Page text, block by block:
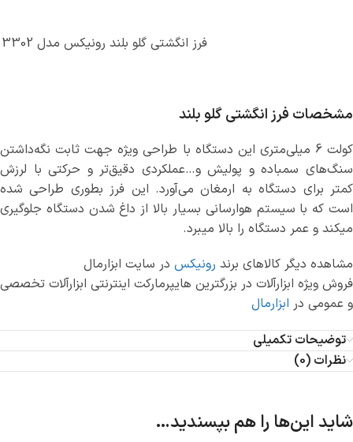
فرز انگشتی گلو بلند رونیکس مدل 3302
مشخصات فرز انگشتی گلو بلند
کولت 6 میلی‌متری این دستگاه با طراحی ویژه جهت ثابت نگه‌داشتن
سنگ‌های سمباده و پولیش و…عملکردی دقیق‌تر و حرکتی با لرزش
کمتر برای دستگاه به ارمغان می‌آورد. این فرز بطوری طراحی شده
است که با سیستم هوارسانی بسیار بالا از داغ شدن دستگاه جلوگیری
میکند و عمر دستگاه را بالا میبرد.
مشاهده دیگر کالاهای برند رونیکس در سایت ابزارمال
فروش ویژه ابزارآلات در بزرگترین هایپرمارکت اینترنتی ابزارآلات تخصصی
و عمومی در ابزارمال
توضیحات تکمیلی
نظرات (0)
شاید این‌ها را هم بپسندید…